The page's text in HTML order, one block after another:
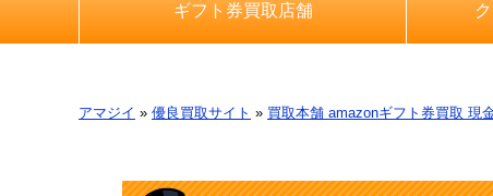
ギフト券買取店舗
アマジイ » 優良買取サイト » 買取本舗 amazonギフト券買取 現